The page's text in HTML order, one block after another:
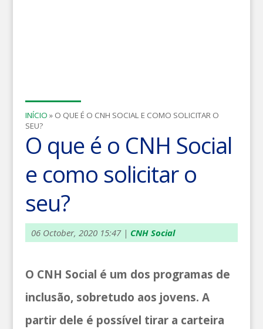
INÍCIO » O QUE É O CNH SOCIAL E COMO SOLICITAR O
SEU?
O que é o CNH Social
e como solicitar o
seu?
06 October, 2020 15:47| CNH Social
O CNH Social é um dos programas de
inclusão, sobretudo aos jovens. A
partir dele é possível tirar a carteira